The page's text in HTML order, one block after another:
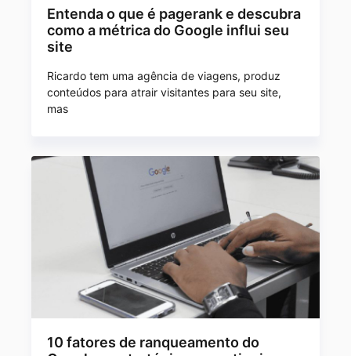
Entenda o que é pagerank e descubra
como a métrica do Google influi seu
site
Ricardo tem uma agência de viagens, produz
conteúdos para atrair visitantes para seu site,
mas
10 fatores de ranqueamento do